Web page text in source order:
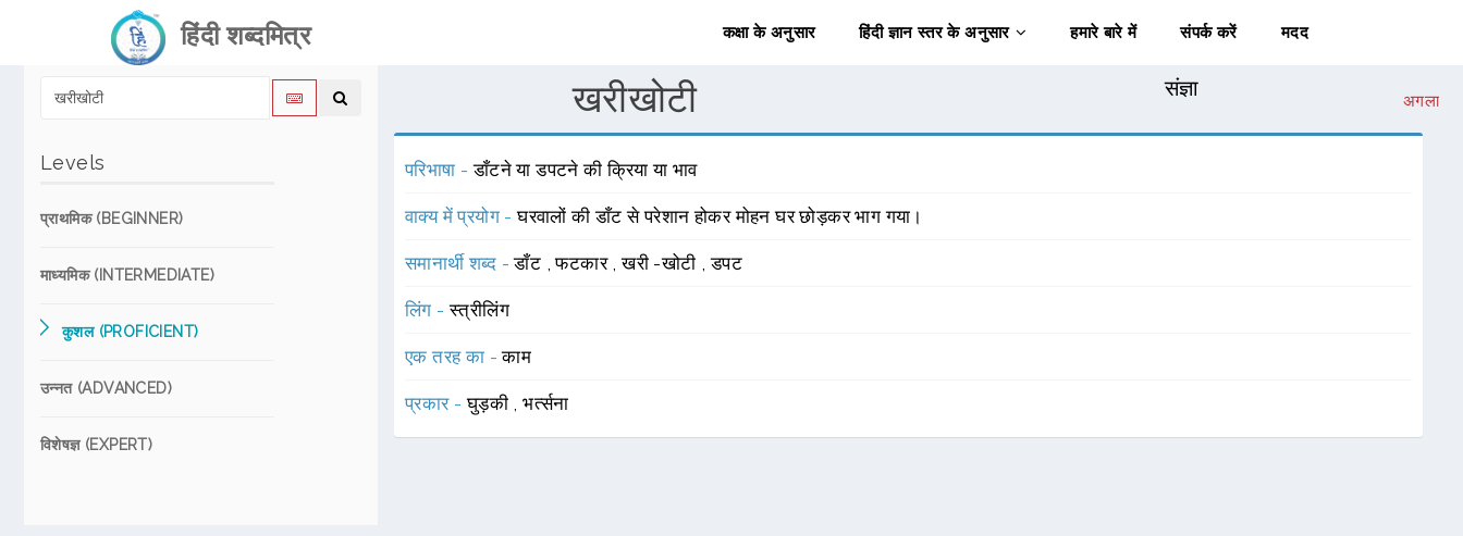
हिंदी शब्दमित्र कक्षा के अनुसार हिंदी ज्ञान स्तर के अनुसार हमारे बारे में संपर्क करें मदद
Levels
प्राथमिक (BEGINNER)
माध्यमिक (INTERMEDIATE)
कुशल (PROFICIENT)
उन्नत (ADVANCED)
विशेषज्ञ (EXPERT)
खरीखोटी संज्ञा
अगला
परिभाषा -डाँटने या डपटने की क्रिया या भाव
वाक्य में प्रयोग -घरवालों की डाँट से परेशान होकर मोहन घर छोड़कर भाग गया।
समानार्थी शब्द -डाँट ,फटकार ,खरी -खोटी ,डपट
लिंग -स्त्रीलिंग
एक तरह का -काम
प्रकार -घुड़की ,भर्त्सना